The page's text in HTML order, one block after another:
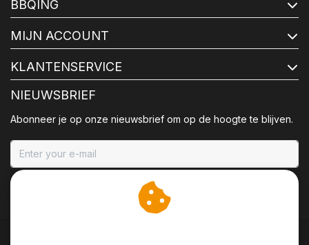
BBQING
MIJN ACCOUNT
KLANTENSERVICE
NIEUWSBRIEF
Abonneer je op onze nieuwsbrief om op de hoogte te blijven.